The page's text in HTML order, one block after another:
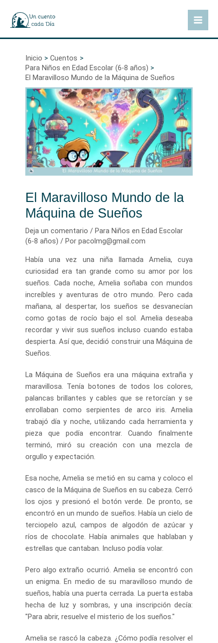
contenido
Inicio
Cuentos
Para Niños en Edad Escolar (6-8 años)
El Maravilloso Mundo de la Máquina de Sueños
El Maravilloso Mundo de la
Máquina de Sueños
Deja un comentario / Para Niños en Edad Escolar
(6-8 años) / Por pacolmg@gmail.com
Había una vez una niña llamada Amelia, cuya
curiosidad era tan grande como su amor por los
sueños. Cada noche, Amelia soñaba con mundos
increíbles y aventuras de otro mundo. Pero cada
mañana, al despertar, los sueños se desvanecían
como gotas de rocío bajo el sol. Amelia deseaba
recordar y vivir sus sueños incluso cuando estaba
despierta. Así que, decidió construir una Máquina de
Sueños.
La Máquina de Sueños era una máquina extraña y
maravillosa. Tenía botones de todos los colores,
palancas brillantes y cables que se retorcían y se
enrollaban como serpientes de arco iris. Amelia
trabajó día y noche, utilizando cada herramienta y
pieza que podía encontrar. Cuando finalmente
terminó, miró su creación con una mezcla de
orgullo y expectación.
Esa noche, Amelia se metió en su cama y coloco el
casco de la Máquina de Sueños en su cabeza. Cerró
los ojos y presionó el botón verde. De pronto, se
encontró en un mundo de sueños. Había un cielo de
terciopelo azul, campos de algodón de azúcar y
ríos de chocolate. Había animales que hablaban y
estrellas que cantaban. Incluso podía volar.
Pero algo extraño ocurrió. Amelia se encontró con
un enigma. En medio de su maravilloso mundo de
sueños, había una puerta cerrada. La puerta estaba
hecha de luz y sombras, y una inscripción decía:
"Para abrir, resuelve el misterio de los sueños."
Amelia se rascó la cabeza. ¿Cómo podía resolver el